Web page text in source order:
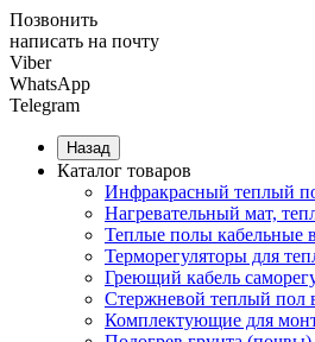
Позвонить
написать на почту
Viber
WhatsApp
Telegram
Назад
Каталог товаров
Инфракрасный теплый
Нагревательный мат,
Теплые полы кабельные
Терморегуляторы для
Греющий кабель
Cтержневой теплый пол
Комплектующие для